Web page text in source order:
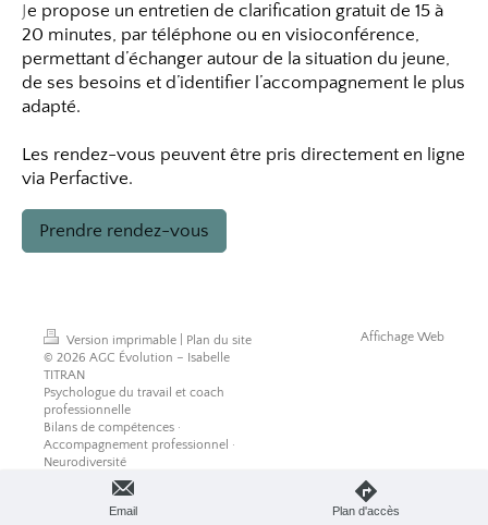
Je propose un entretien de clarification gratuit de 15 à
20 minutes, par téléphone ou en visioconférence,
permettant d’échanger autour de la situation du jeune,
de ses besoins et d’identifier l’accompagnement le plus
adapté.
Les rendez-vous peuvent être pris directement en ligne
via Perfactive.
Prendre rendez-vous
Version imprimable
Plan du site
© 2026 AGC Évolution – Isabelle
TITRAN
Psychologue du travail et coach
professionnelle
Bilans de compétences ·
Accompagnement professionnel ·
Neurodiversité
Lille – Lambersart · En visioconférence
partout en France
Affichage Web
Email Plan d'accès